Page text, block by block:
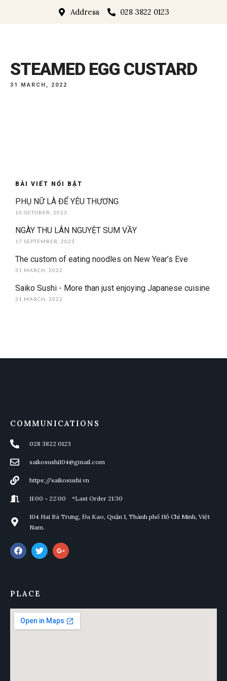
Address 028 3822 0123
STEAMED EGG CUSTARD
31 MARCH, 2022
BÀI VIẾT NỔI BẬT
PHỤ NỮ LÀ ĐỂ YÊU THƯƠNG
10 OCTOBER, 2023
NGÀY THU LÂN NGUYỆT SUM VẦY
17 SEPTEMBER, 2023
The custom of eating noodles on New Year’s Eve
31 MARCH, 2022
Saiko Sushi - More than just enjoying Japanese cuisine
31 MARCH, 2022
COMMUNICATIONS
028 3822 0123
saikosushi104@gmail.com
https://saikosushi.vn
11:00 ~ 22:00 *Last Order 21:30
104 Hai Bà Trưng, Đa Kao, Quận 1, Thành phố Hồ Chí Minh, Việt
Nam.
PLACE